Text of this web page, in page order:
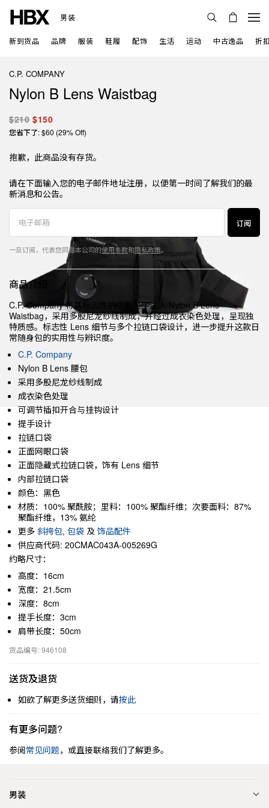
男装
新到货品 品牌 服装 鞋履 配饰 生活 运动 中古逸品 折
C.P. COMPANY
Nylon B Lens Waistbag
$210 $150
您省下了: $60 (29% Off)
抱歉，此商品没有存货。
请在下面输入您的电子邮件地址注册，以便第一时间了解我们的最
新消息和公告。
订阅
一旦订阅，代表您同意本公司的使用条款和隐私政策。
商品介绍
C.P. Company 将其标志性的机能美学注入 Nylon B Lens
Waistbag，采用多股尼龙纱线制成，并经过成衣染色处理，呈现独
特质感。标志性 Lens 细节与多个拉链口袋设计，进一步提升这款日
常随身包的实用性与辨识度。
C.P. Company
Nylon B Lens 腰包
采用多股尼龙纱线制成
成衣染色处理
可调节插扣开合与挂钩设计
提手设计
拉链口袋
正面网眼口袋
正面隐藏式拉链口袋，饰有 Lens 细节
内部拉链口袋
颜色：黑色
材质：100% 聚酰胺；里料：100% 聚酯纤维；次要面料：87%
聚酯纤维，13% 氨纶
更多 斜挎包, 包袋 及 饰品配件
供应商代码: 20CMAC043A-005269G
约略尺寸：
高度：16cm
宽度：21.5cm
深度：8cm
提手长度：3cm
肩带长度：50cm
货品编号: 946108
送货及退货
如欲了解更多送货细则，请按此
有更多问题?
参阅常见问题，或直接联络我们了解更多。
男装